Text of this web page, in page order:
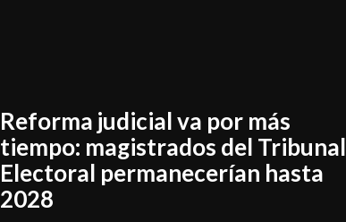
Reforma judicial va por más
tiempo: magistrados del Tribunal
Electoral permanecerían hasta
2028